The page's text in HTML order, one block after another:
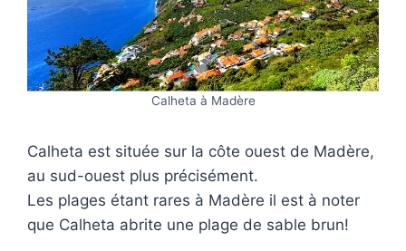
Calheta à Madère
Calheta est située sur la côte ouest de Madère,
au sud-ouest plus précisément.
Les plages étant rares à Madère il est à noter
que Calheta abrite une plage de sable brun!